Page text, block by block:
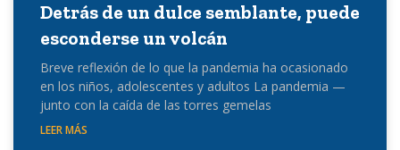
Detrás de un dulce semblante, puede
esconderse un volcán
Breve reflexión de lo que la pandemia ha ocasionado
en los niños, adolescentes y adultos La pandemia —
junto con la caída de las torres gemelas
LEER MÁS